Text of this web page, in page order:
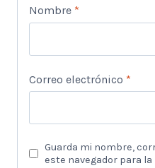
Nombre *
Correo electrónico *
Guarda mi nombre,
este navegador para